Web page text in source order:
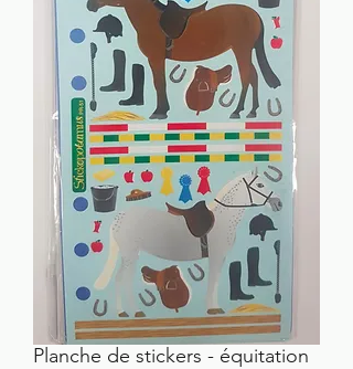
Planche de stickers - équitation